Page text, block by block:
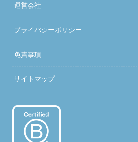
運営会社
プライバシーポリシー
免責事項
サイトマップ